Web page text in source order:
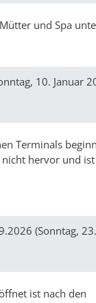
und Spa
10. Januar
Terminals
hervor und
(Sonntag,
ist nach den